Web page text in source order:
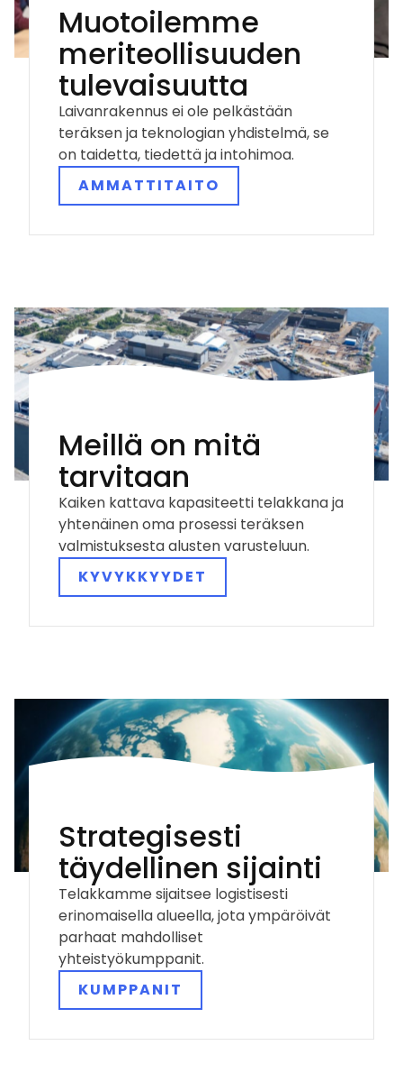
Muotoilemme
meriteollisuuden
tulevaisuutta
Laivanrakennus ei ole pelkästään
teräksen ja teknologian yhdistelmä, se
on taidetta, tiedettä ja intohimoa.
AMMATTITAITO
Meillä on mitä
tarvitaan
Kaiken kattava kapasiteetti telakkana ja
yhtenäinen oma prosessi teräksen
valmistuksesta alusten varusteluun.
KYVYKKYYDET
Strategisesti
täydellinen sijainti
Telakkamme sijaitsee logistisesti
erinomaisella alueella, jota ympäröivät
parhaat mahdolliset
yhteistyökumppanit.
KUMPPANIT